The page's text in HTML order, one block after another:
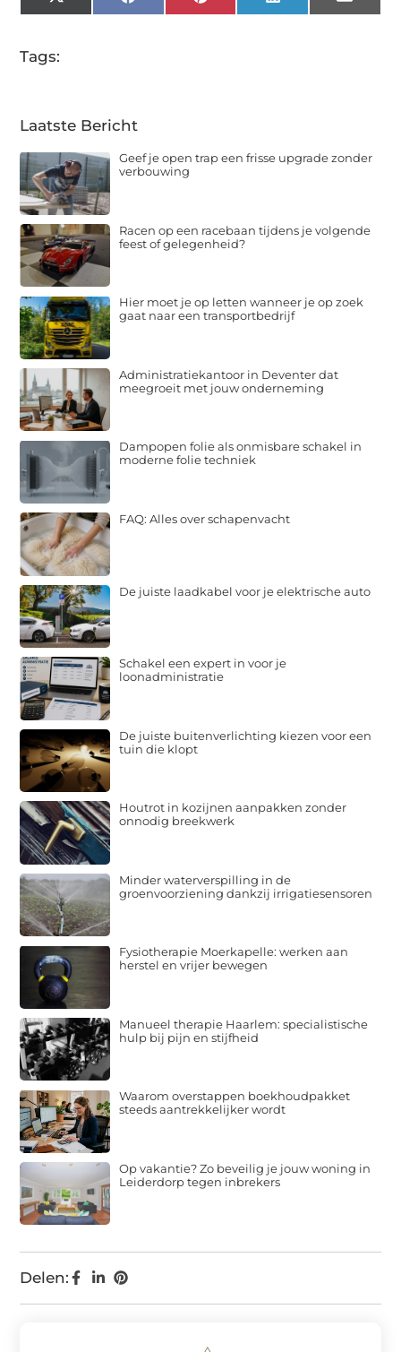
(Twitter)
Tags:
Delen:
Laatste Bericht
Geef je open trap een frisse upgrade zonder
verbouwing
Racen op een racebaan tijdens je volgende
feest of gelegenheid?
Hier moet je op letten wanneer je op zoek
gaat naar een transportbedrijf
Administratiekantoor in Deventer dat
meegroeit met jouw onderneming
Dampopen folie als onmisbare schakel in
moderne folie techniek
FAQ: Alles over schapenvacht
De juiste laadkabel voor je elektrische auto
Schakel een expert in voor je
loonadministratie
De juiste buitenverlichting kiezen voor een
tuin die klopt
Houtrot in kozijnen aanpakken zonder
onnodig breekwerk
Minder waterverspilling in de
groenvoorziening dankzij irrigatiesensoren
Fysiotherapie Moerkapelle: werken aan
herstel en vrijer bewegen
Manueel therapie Haarlem: specialistische
hulp bij pijn en stijfheid
Waarom overstappen boekhoudpakket
steeds aantrekkelijker wordt
Op vakantie? Zo beveilig je jouw woning in
Leiderdorp tegen inbrekers